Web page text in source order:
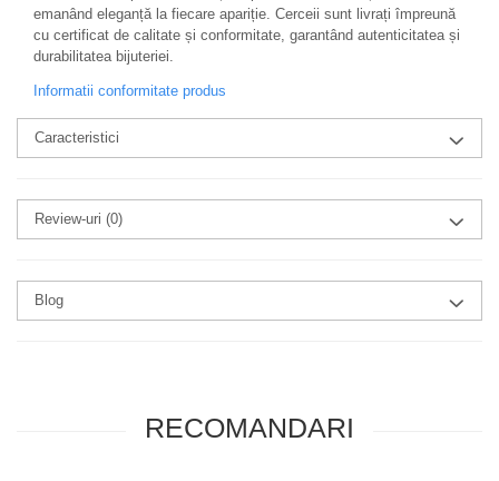
emanând eleganță la fiecare apariție. Cerceii sunt livrați împreună
cu certificat de calitate și conformitate, garantând autenticitatea și
durabilitatea bijuteriei.
Informatii conformitate produs
Caracteristici
Review-uri (0)
Blog
RECOMANDARI